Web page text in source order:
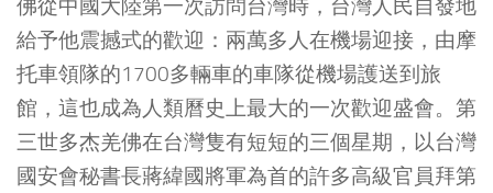
佛從中國大陸第一次訪問台灣時，台灣人民自發地
給予他震撼式的歡迎：兩萬多人在機場迎接，由摩
托車領隊的1700多輛車的車隊從機場護送到旅
館，這也成為人類曆史上最大的一次歡迎盛會。第
三世多杰羌佛在台灣隻有短短的三個星期，以台灣
國安會秘書長蔣緯國將軍為首的許多高級官員拜第